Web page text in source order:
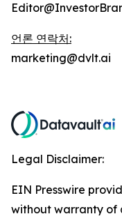
언론 연락처:
marketing@dvlt.ai
Legal Disclaimer:
EIN Presswire
without warranty of